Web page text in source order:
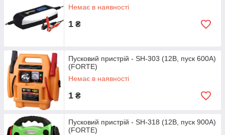
Немає в наявності
1 ₴
Пусковий пристрій - SH-303 (12В, пуск 600А)
(FORTE)
Немає в наявності
1 ₴
Пусковий пристрій - SH-318 (12В, пуск 900А)
(FORTE)